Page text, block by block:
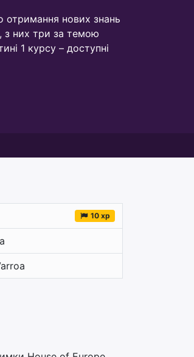
отримання нових знань
з них три за темою
1 курсу – доступні
10 xp